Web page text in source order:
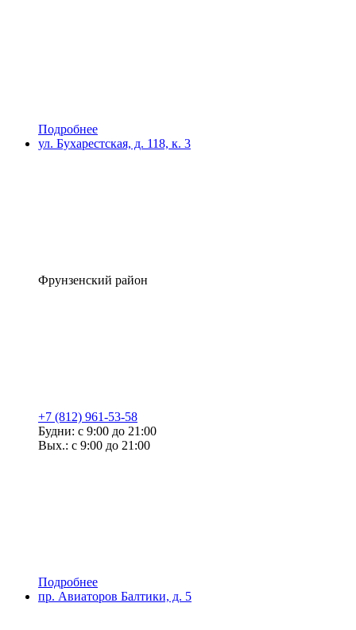
Подробнее
ул. Бухарестская, д. 118, к. 3
Фрунзенский район
+7 (812) 961-53-58
Будни: с 9:00 до 21:00
Вых.: с 9:00 до 21:00
Подробнее
пр. Авиаторов Балтики, д. 5